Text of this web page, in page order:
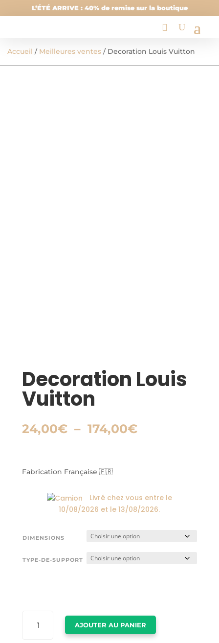
L’ÉTÉ ARRIVE : 40% de remise sur la boutique
Accueil / Meilleures ventes / Decoration Louis Vuitton
Decoration Louis
Vuitton
24,00€ – 174,00€Plage
Fabrication Française 🇫🇷
Livré chez vous entre le
10/08/2026 et le13/08/2026.
DIMENSIONS
TYPE-DE-SUPPORT
AJOUTER AU PANIER